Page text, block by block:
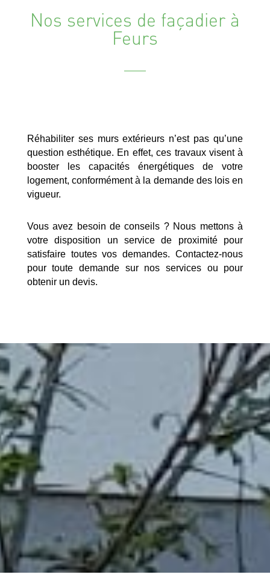
Nos services de façadier à
Feurs
Réhabiliter ses murs extérieurs n’est pas qu’une
question esthétique. En effet, ces travaux visent à
booster les capacités énergétiques de votre
logement, conformément à la demande des lois en
vigueur.
Vous avez besoin de conseils ? Nous mettons à
votre disposition un service de proximité pour
satisfaire toutes vos demandes. Contactez-nous
pour toute demande sur nos services ou pour
obtenir un devis.